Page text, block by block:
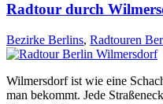
Radtour durch
Bezirke Berlins, Radtouren
Wilmersdorf ist wie eine
man bekommt. Jede